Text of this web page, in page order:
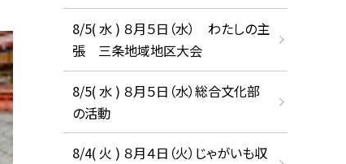
8/5( 水 ) ８月５日（水） わたしの主
張 三条地域地区大会
8/5( 水 ) ８月５日（水）総合文化部
の活動
8/4( 火 ) ８月４日（火）じゃがいも収